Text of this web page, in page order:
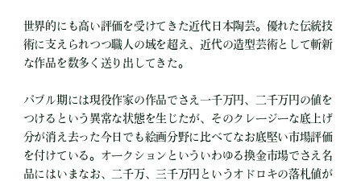
世界的にも高い評価を受けてきた近代日本陶芸。優れた伝統技
術に支えられつつ職人の域を超え、近代の造型芸術として斬新
な作品を数多く送り出してきた。
バブル期には現役作家の作品でさえ一千万円、二千万円の値を
つけるという異常な状態を生じたが、そのクレージーな底上げ
分が消え去った今日でも絵画分野に比べてなお底堅い市場評価
を付けている。オークションといういわゆる換金市場でさえ名
品にはいまなお、二千万、三千万円というオドロキの落札値が